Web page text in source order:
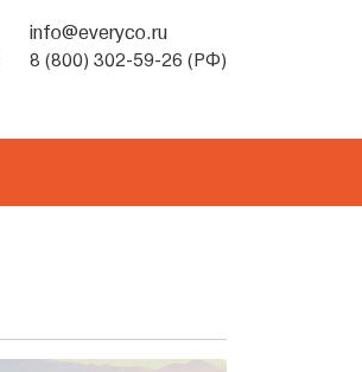
info@everyco.ru
8 (800) 302-59-26 (РФ)